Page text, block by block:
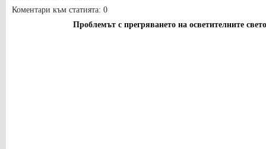
Коментари към статията: 0
Проблемът с прегряването на осветителните